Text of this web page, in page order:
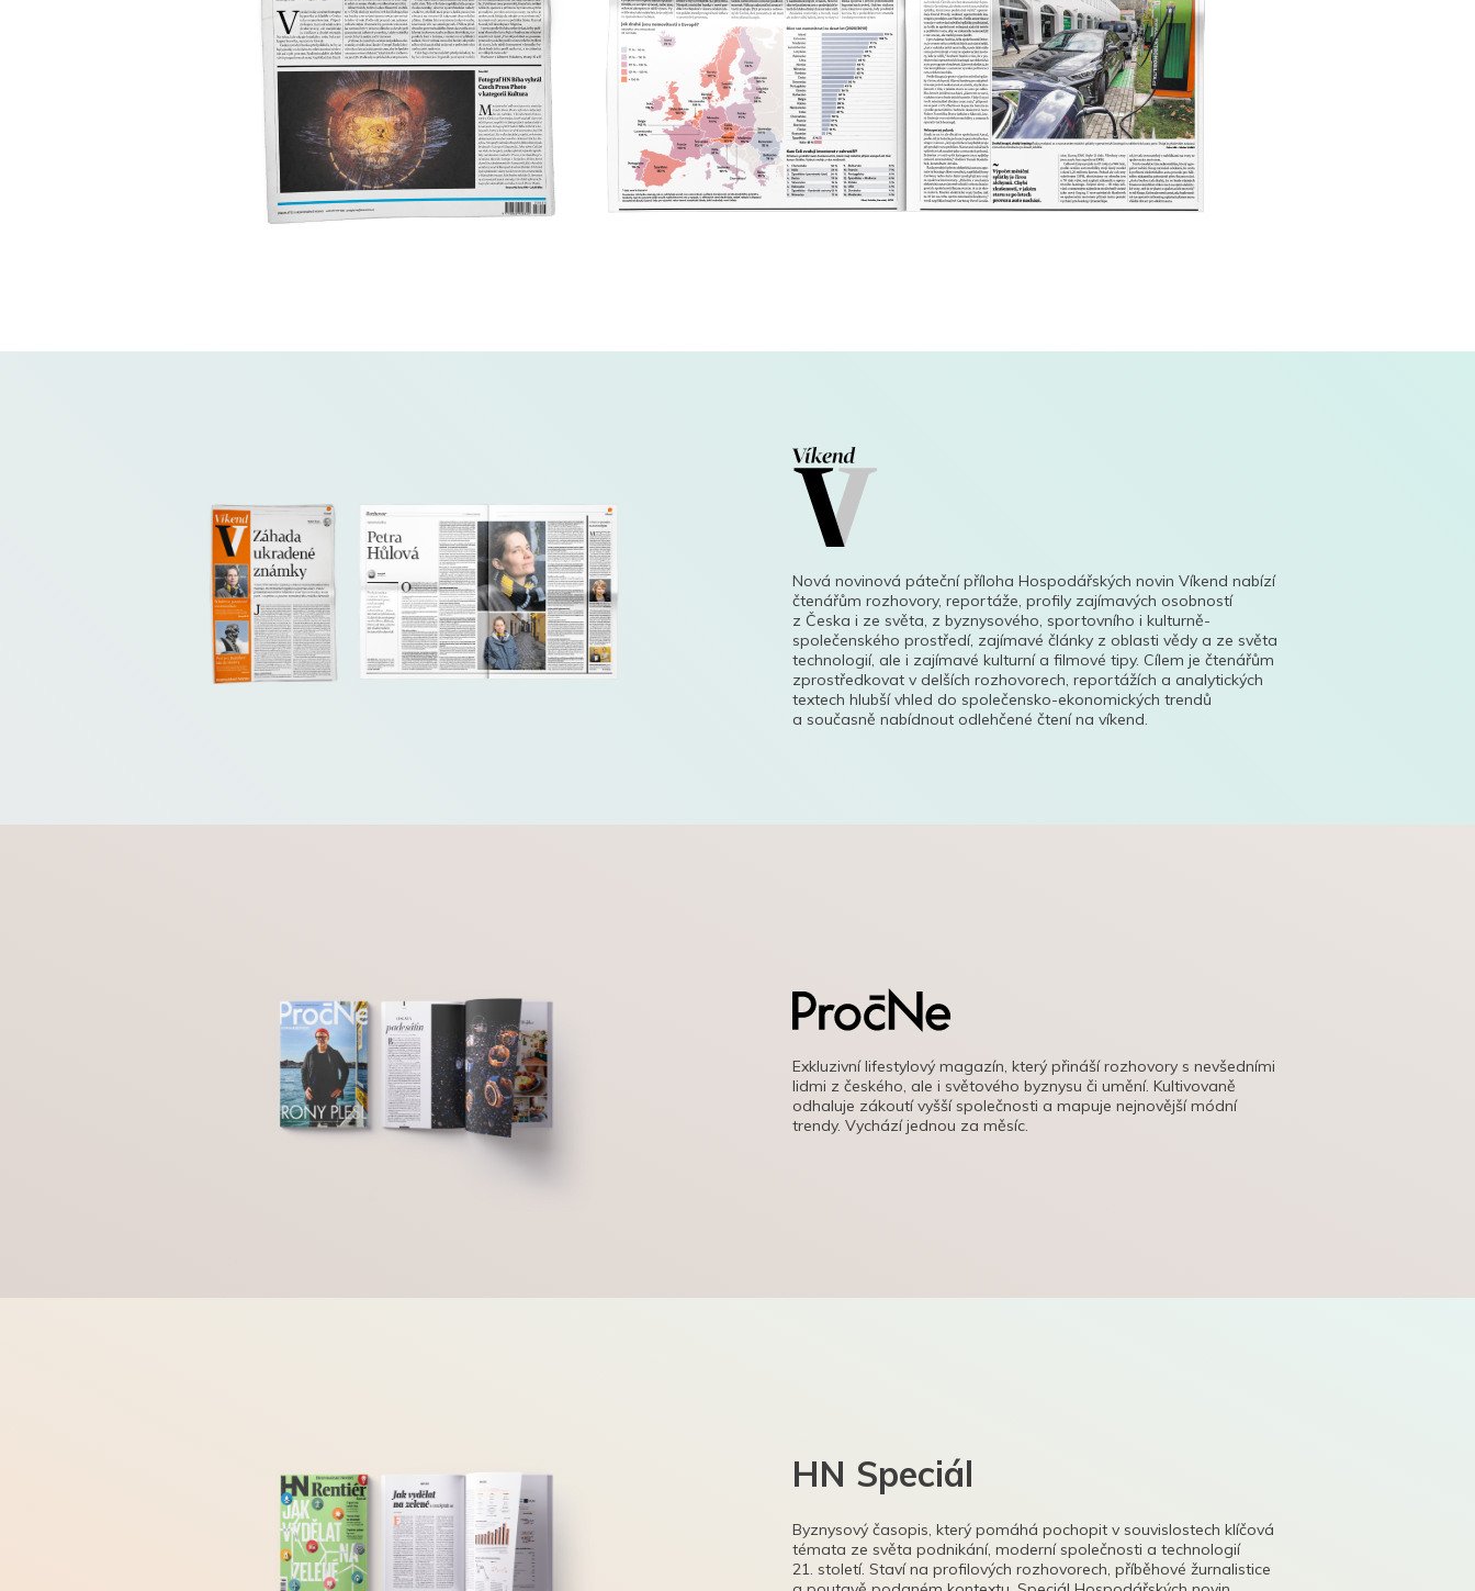
Nová novinová páteční příloha Hospodářských novin Víkend nabízí
čtenářům rozhovory, reportáže, profily zajímavých osobností
z Česka i ze světa, z byznysového, sportovního i kulturně-
společenského prostředí, zajímavé články z oblasti vědy a ze světa
technologií, ale i zajímavé kulturní a filmové tipy. Cílem je čtenářům
zprostředkovat v delších rozhovorech, reportážích a analytických
textech hlubší vhled do společensko-ekonomických trendů
a současně nabídnout odlehčené čtení na víkend.
Exkluzivní lifestylový magazín, který přináší rozhovory s nevšedními
lidmi z českého, ale i světového byznysu či umění. Kultivovaně
odhaluje zákoutí vyšší společnosti a mapuje nejnovější módní
trendy. Vychází jednou za měsíc.
HN Speciál
Byznysový časopis, který pomáhá pochopit v souvislostech klíčová
témata ze světa podnikání, moderní společnosti a technologií
21. století. Staví na profilových rozhovorech, příběhové žurnalistice